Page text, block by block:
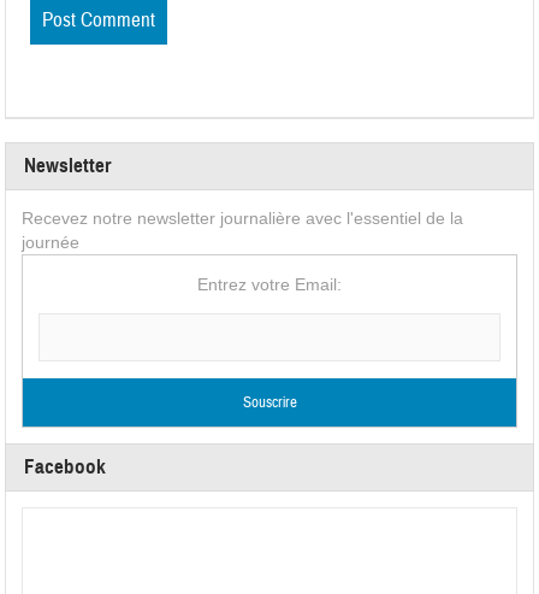
Newsletter
Recevez notre newsletter journalière avec l'essentiel de la
journée
Entrez votre Email:
Facebook